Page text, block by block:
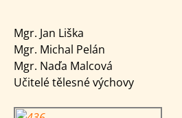
Mgr. Jan Liška
Mgr. Michal Pelán
Mgr. Naďa Malcová
Učitelé tělesné výchovy